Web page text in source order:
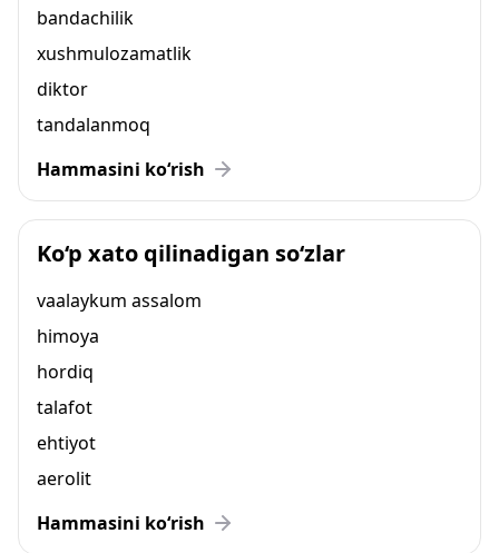
bandachilik
xushmulozamatlik
diktor
tandalanmoq
Hammasini ko‘rish
Ko‘p xato qilinadigan so‘zlar
vaalaykum assalom
himoya
hordiq
talafot
ehtiyot
aerolit
Hammasini ko‘rish